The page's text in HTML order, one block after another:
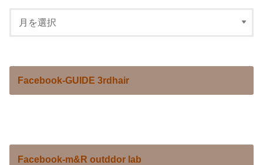
Facebook-GUIDE 3rdhair
Facebook-m&R outddor lab